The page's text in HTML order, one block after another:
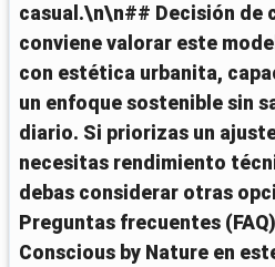
casual.\n\n## Decisión de
conviene valorar este
con estética urbanita,
un enfoque sostenible sin
diario. Si priorizas un
necesitas rendimiento
debas considerar otras
Preguntas frecuentes
Conscious by Nature en